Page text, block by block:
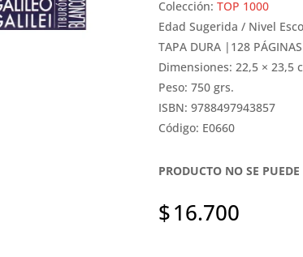
Colección: TOP 1000
Edad Sugerida / Nivel
TAPA DURA |128
Dimensiones: 22,5 × 23,5
Peso: 750 grs.
ISBN: 9788497943857
Código: E0660
PRODUCTO NO SE
$16.700